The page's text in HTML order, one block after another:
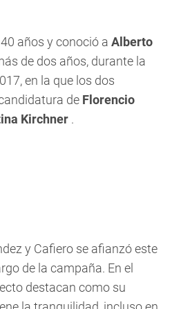
años y conoció a Alberto
de dos años, durante la
en la que los dos
de Florencio
Kirchner .
y Cafiero se afianzó este
de la campaña. En el
destacan como su